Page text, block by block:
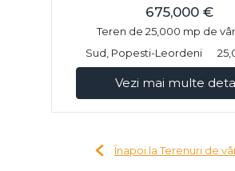
675,000 €
Teren de 25,000 mp de
Sud, Popesti-Leordeni
Vezi mai multe
Înapoi la Terenuri de